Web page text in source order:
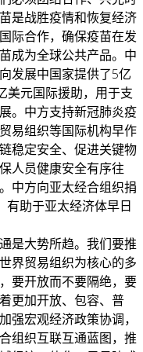
是战胜疫情和恢复经济
际合作，确保疫苗在发
成为全球公共产品。中
发展中国家提供了5亿
美元国际援助，用于支
。中方支持新冠肺炎疫
易组织等国际机构早作
稳定安全、促进关键物
人员健康安全有序往
中方向亚太经合组织捐
有助于亚太经济体早日
是大势所趋。我们要推
界贸易组织为核心的多
要开放而不要隔绝，要
更加开放、包容、普
强宏观经济政策协调，
组织互联互通蓝图，推